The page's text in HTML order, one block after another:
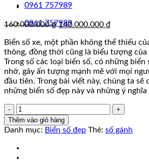
0961 757989
0961 757989
160.000.000₫ Giá
là:
160.000.000 ₫.
140.000.000 ₫
tại
là:
Biển số xe, một phần không thể thiếu
thông, đồng thời cũng là biểu tượng của
Trong số các loại biển số, có những
nhớ, gây ấn tượng mạnh mẽ với mọi
đầu tiên. Trong bài viết này, chúng ta sẽ
những biển số đẹp này và những ý nghĩa
72A72072
số
lượng
Thêm vào giỏ hàng
Danh mục: Biển số đẹp Thẻ: số gánh